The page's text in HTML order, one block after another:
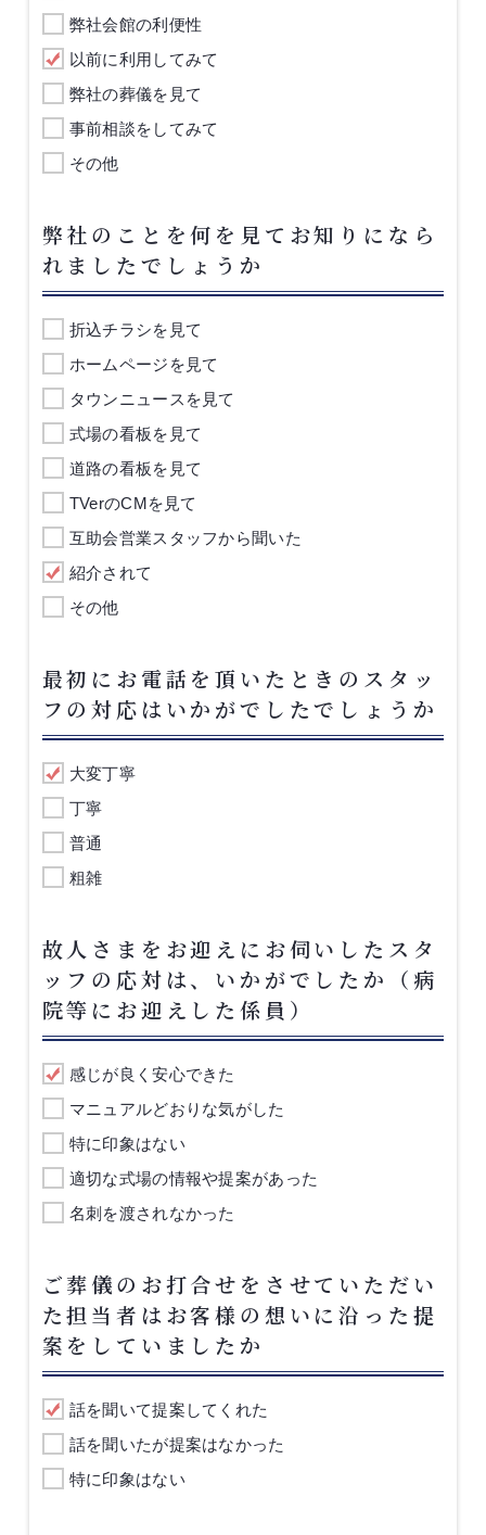
弊社会館の利便性
以前に利用してみて
弊社の葬儀を見て
事前相談をしてみて
その他
弊社のことを何を見てお知りになら
れましたでしょうか
折込チラシを見て
ホームページを見て
タウンニュースを見て
式場の看板を見て
道路の看板を見て
TVerのCMを見て
互助会営業スタッフから聞いた
紹介されて
その他
最初にお電話を頂いたときのスタッ
フの対応はいかがでしたでしょうか
大変丁寧
丁寧
普通
粗雑
故人さまをお迎えにお伺いしたスタ
ッフの応対は、いかがでしたか（病
院等にお迎えした係員）
感じが良く安心できた
マニュアルどおりな気がした
特に印象はない
適切な式場の情報や提案があった
名刺を渡されなかった
ご葬儀のお打合せをさせていただい
た担当者はお客様の想いに沿った提
案をしていましたか
話を聞いて提案してくれた
話を聞いたが提案はなかった
特に印象はない